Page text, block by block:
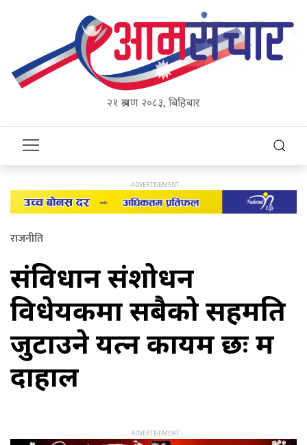
२१ श्रावण २०८३, बिहिबार
राजनीति
संविधान संशोधन
विधेयकमा सबैको सहमति
जुटाउने प्रयत्न कायम छः प्रम
दाहाल